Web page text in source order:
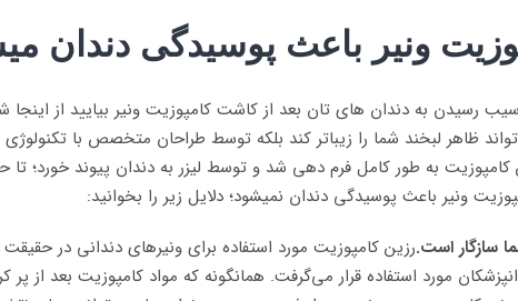
ونیر باعث پوسیدگی دندان
رسیدن به دندان های تان بعد از کاشت کامپوزیت ونیر بیایید از
ظاهر لبخند شما را زیباتر کند بلکه توسط طراحان متخصص با
به طور کامل فرم دهی شد و توسط لیزر به دندان پیوند خورد؛ تا
ونیر باعث پوسیدگی دندان نمیشود؛ دلایل زیر را بخوانید:
سازگار است.رزین کامپوزیت مورد استفاده برای ونیرهای دندانی در
مورد استفاده قرار می‌گرفت. همانگونه که مواد کامپوزیت بعد از